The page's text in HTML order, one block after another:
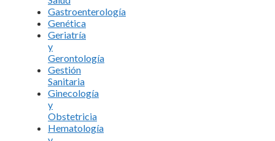
Gastroenterología
Genética
Geriatría
y
Gerontología
Gestión
Sanitaria
Ginecología
y
Obstetricia
Hematología